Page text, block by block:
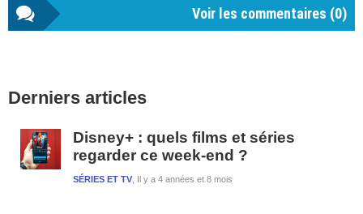
Voir les commentaires (0)
latérale
Derniers articles
Disney+ : quels films et séries
regarder ce week-end ?
Il y a 4 années et 8 mois
SÉRIES ET TV